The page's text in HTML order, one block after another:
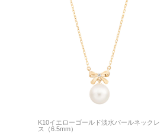
K10イエローゴールド淡水パールネックレ
ス（6.5mm）